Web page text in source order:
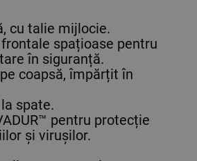
cu talie mijlocie.
frontale spațioase pentru
în siguranță.
coapsă, împărțit în
spate.
pentru protecție
și virușilor.